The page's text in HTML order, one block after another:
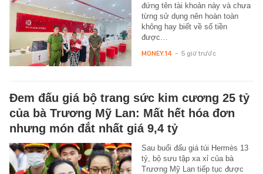
đứng tên tài khoản này và chưa
từng sử dụng nên hoàn toàn
không hay biết về số tiền
được…
MONEY.14 - 5 giờ trước
Đem đấu giá bộ trang sức kim cương 25 tỷ
của bà Trương Mỹ Lan: Mất hết hóa đơn
nhưng món đắt nhất giá 9,4 tỷ
Sau buổi đấu giá túi Hermès 13
tỷ, bộ sưu tập xa xỉ của bà
Trương Mỹ Lan tiếp tục được